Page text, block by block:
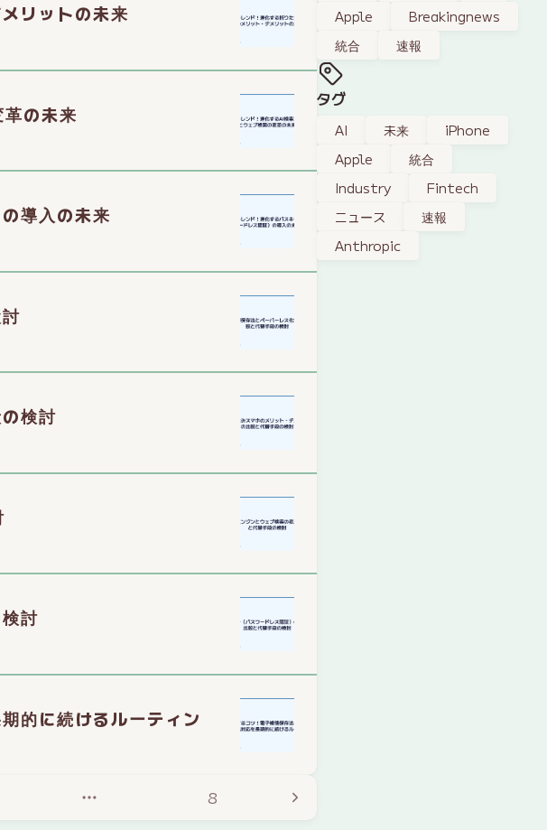
Apple
Breakingnews
統合
速報
タグ
AI 未来
iPhone
Apple
統合
Industry
Fintech
ニュース
速報
Anthropic
リットの未来
の未来
導入の未来
検討
討
的に続けるルーティン
8